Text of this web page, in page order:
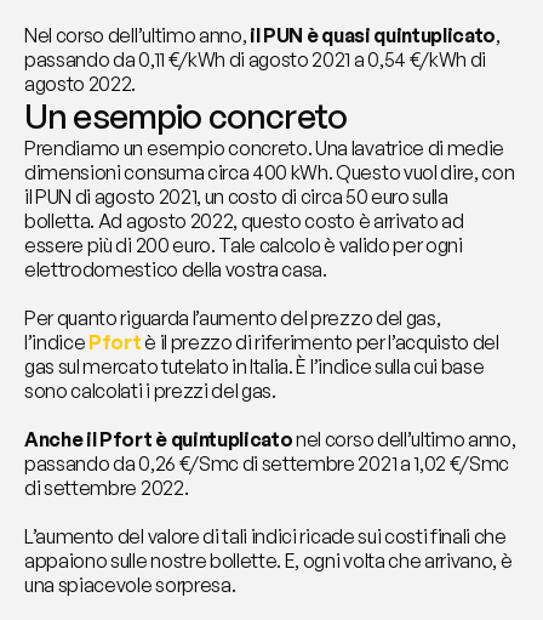
Nel corso dell’ultimo anno, il PUN è quasi quintuplicato,
passando da 0,11 €/kWh di agosto 2021 a 0,54 €/kWh di
agosto 2022.
Un esempio concreto
Prendiamo un esempio concreto. Una lavatrice di medie
dimensioni consuma circa 400 kWh. Questo vuol dire, con
il PUN di agosto 2021, un costo di circa 50 euro sulla
bolletta. Ad agosto 2022, questo costo è arrivato ad
essere più di 200 euro. Tale calcolo è valido per ogni
elettrodomestico della vostra casa.
Per quanto riguarda l’aumento del prezzo del gas,
l’indice Pfort è il prezzo di riferimento per l’acquisto del
gas sul mercato tutelato in Italia. È l’indice sulla cui base
sono calcolati i prezzi del gas.
Anche il Pfort è quintuplicato nel corso dell’ultimo anno,
passando da 0,26 €/Smc di settembre 2021 a 1,02 €/Smc
di settembre 2022.
L’aumento del valore di tali indici ricade sui costi finali che
appaiono sulle nostre bollette. E, ogni volta che arrivano, è
una spiacevole sorpresa.